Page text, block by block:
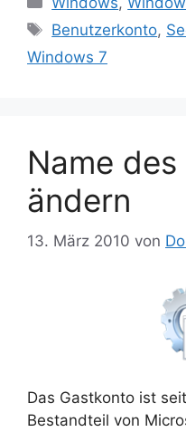
Schlagwörter
Benutzerkonto,
Windows 7
Name
ändern
13. März 2010 von
Das Gastkonto ist
Bestandteil von